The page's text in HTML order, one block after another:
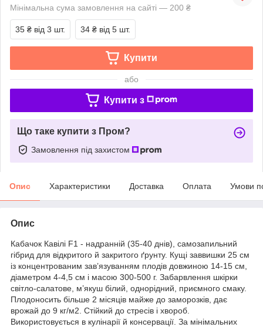
Мінімальна сума замовлення на сайті — 200 ₴
35 ₴ від 3 шт. 34 ₴ від 5 шт.
Купити
або
Купити з
Що таке купити з Пром?
Замовлення під захистом
Опис Характеристики Доставка Оплата Умови
Опис
Кабачок Кавілі F1 - надранній (35-40 днів), самозапильний
гібрид для відкритого й закритого ґрунту. Кущі заввишки 25 см
із концентрованим зав’язуванням плодів довжиною 14-15 см,
діаметром 4-4,5 см і масою 300-500 г. Забарвлення шкірки
світло-салатове, м’якуш білий, однорідний, приємного смаку.
Плодоносить більше 2 місяців майже до заморозків, дає
врожай до 9 кг/м2 . Стійкий до стресів і хвороб.
Використовується в кулінарії й консервації. За мінімальних